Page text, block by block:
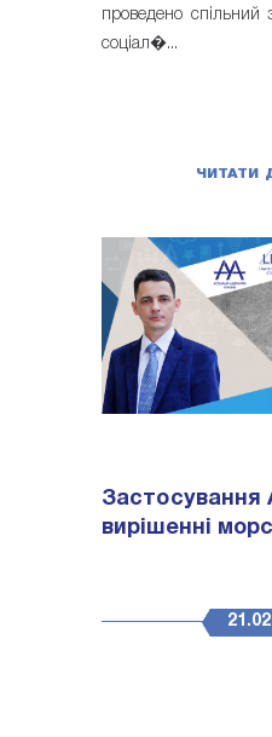
проведено спільний
соціал�...
ЧИТАТИ
Застосування
вирішенні